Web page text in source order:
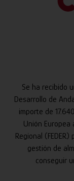
Se ha recibido
Desarrollo de
importe de
Unión Europea
Regional
gestión de
conseguir